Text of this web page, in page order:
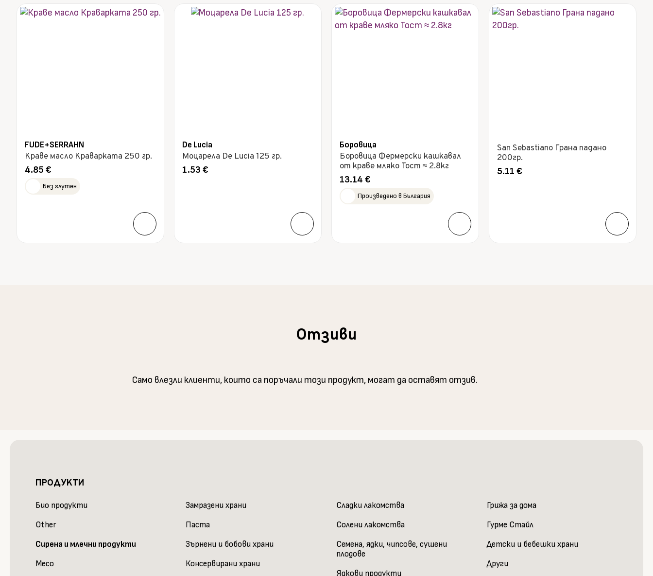
FUDE+SERRAHN
Краве масло Краварката 250 гр.
4.85 €
Без глутен
De Lucia
Моцарела De Lucia 125 гр.
1.53 €
Боровица
Боровица Фермерски кашкавал
от краве мляко Тост ≈ 2.8кг
13.14 €
Произведено в България
San Sebastiano Грана падано
200гр.
5.11€
Отзиви
Само влезли клиенти, които са поръчали този продукт, могат да оставят отзив.
ПРОДУКТИ
Био продукти
Other
Сирена и млечни продукти
Месо
Замразени храни
Паста
Зърнени и бобови храни
Консервирани храни
Сладки лакомства
Солени лакомства
Семена, ядки, чипсове, сушени
плодове
Ядкови продукти
Грижа за дома
Гурме Стайл
Детски и бебешки храни
Други